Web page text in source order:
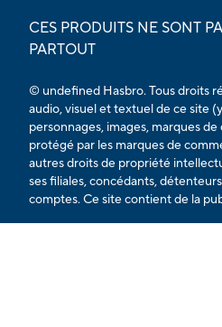
CES PRODUITS NE SONT
PARTOUT
© undefined Hasbro. Tous droits
audio, visuel et textuel de ce site
personnages, images, marques
protégé par les marques de
autres droits de propriété
ses filiales, concédants,
comptes. Ce site contient de la